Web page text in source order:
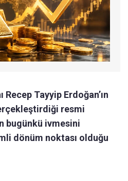
Recep Tayyip Erdoğan’ın
resmi
bugünkü ivmesini
dönüm noktası olduğu